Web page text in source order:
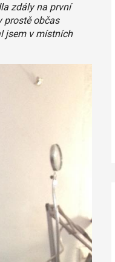
zdály na první
prostě občas
jsem v místních